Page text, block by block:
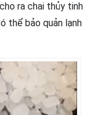
ra chai thủy tinh
thể bảo quản lạnh